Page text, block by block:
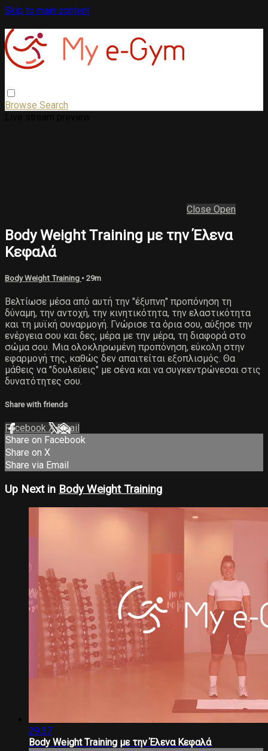
Skip to main content
Browse Search
Close Open
Body Weight Τraining με την Έλενα
Κεφαλά
Body Weight Training • 29m
Βελτίωσε μέσα από αυτή την "έξυπνη" προπόνηση τη
δύναμη, την αντοχή, την κινητικότητα, την ελαστικότητα
και τη μυϊκή συναρμογή. Γνώρισε τα όρια σου, αύξησε την
ενέργεια σου και δες, μέρα με την μέρα, τη διαφορά στο
σώμα σου. Μια ολοκληρωμένη προπόνηση, εύκολη στην
εφαρμογή της, καθώς δεν απαιτείται εξοπλισμός. Θα
μάθεις να "δουλεύεις" με σένα και να συγκεντρώνεσαι στις
δυνατότητες σου.
Share with friends
Facebook XEmail
Share on Facebook
Share on X
Share via Email
Up Next in Body Weight Training
29:37
Body Weight Τraining με την Έλενα Κεφαλά